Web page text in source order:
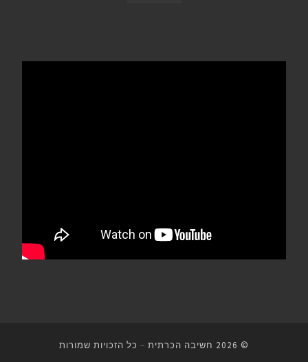
© 2026 חשיבה הכרתית – כל הזכויות שמורות